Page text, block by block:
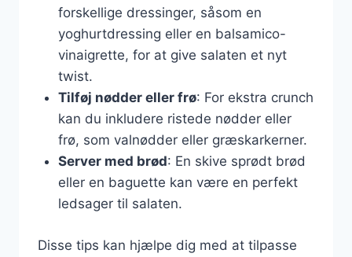
forskellige dressinger, såsom en
yoghurtdressing eller en balsamico-
vinaigrette, for at give salaten et nyt
twist.
Tilføj nødder eller frø: For ekstra crunch
kan du inkludere ristede nødder eller
frø, som valnødder eller græskarkerner.
Server med brød: En skive sprødt brød
eller en baguette kan være en perfekt
ledsager til salaten.
Disse tips kan hjælpe dig med at tilpasse